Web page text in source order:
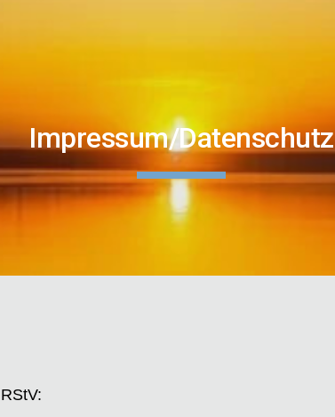
Impressum/Datenschutz